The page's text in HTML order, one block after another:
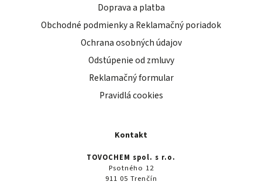
Doprava a platba
Obchodné podmienky a Reklamačný poriadok
Ochrana osobných údajov
Odstúpenie od zmluvy
Reklamačný formular
Pravidlá cookies
Kontakt
TOVOCHEM spol. s r.o.
Psotného 12
911 05 Trenčín